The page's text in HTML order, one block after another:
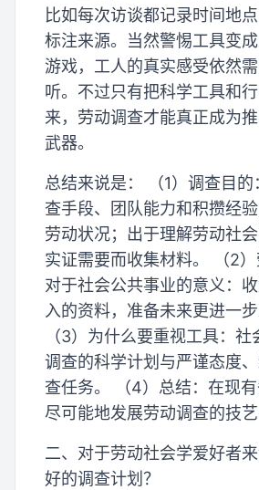
比如每次访谈都记录时间地
标注来源。当然警惕工具变
游戏，工人的真实感受依然
听。不过只有把科学工具和
来，劳动调查才能真正成为
武器。
总结来说是： （1）调查目的
查手段、团队能力和积攒经
劳动状况；出于理解劳动社
实证需要而收集材料。 （2
对于社会公共事业的意义：
入的资料，准备未来更进一步
（3）为什么要重视工具：社
调查的科学计划与严谨态度
查任务。 （4）总结：在现
尽可能地发展劳动调查的技
二、对于劳动社会学爱好者
好的调查计划？